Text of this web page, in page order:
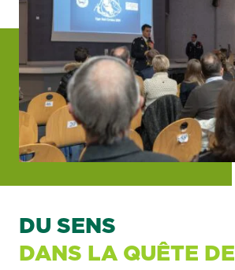
DU SENS
DANS LA QUÊTE DE